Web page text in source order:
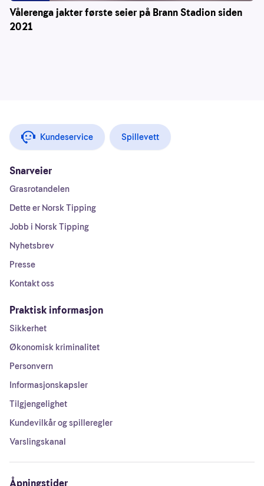
Vålerenga jakter første seier på Brann Stadion siden
2021
Kundeservice Spillevett
Snarveier
Grasrotandelen
Dette er Norsk Tipping
Jobb i Norsk Tipping
Nyhetsbrev
Presse
Kontakt oss
Praktisk informasjon
Sikkerhet
Økonomisk kriminalitet
Personvern
Informasjonskapsler
Tilgjengelighet
Kundevilkår og spilleregler
Varslingskanal